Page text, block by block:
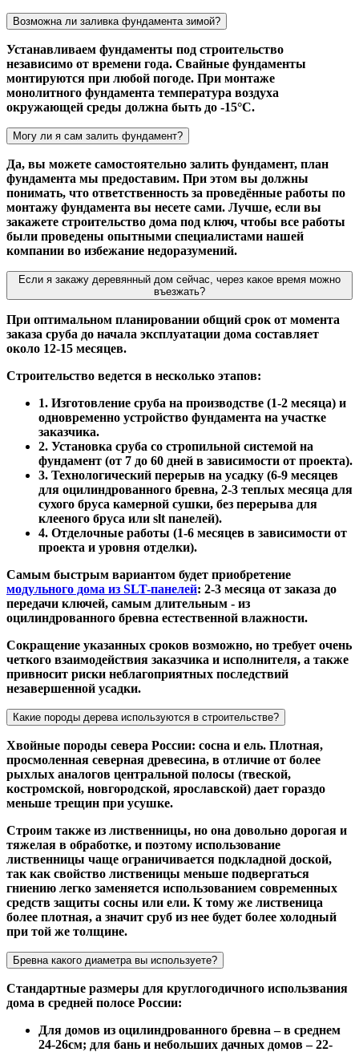
Возможна ли заливка фундамента зимой?
Устанавливаем фундаменты под строительство
независимо от времени года. Свайные фундаменты
монтируются при любой погоде. При монтаже
монолитного фундамента температура воздуха
окружающей среды должна быть до -15°С.
Могу ли я сам залить фундамент?
Да, вы можете самостоятельно залить фундамент, план
фундамента мы предоставим. При этом вы должны
понимать, что ответственность за проведённые работы по
монтажу фундамента вы несете сами. Лучше, если вы
закажете строительство дома под ключ, чтобы все работы
были проведены опытными специалистами нашей
компании во избежание недоразумений.
Если я закажу деревянный дом сейчас, через какое время можно
въезжать?
При оптимальном планировании общий срок от момента
заказа сруба до начала эксплуатации дома составляет
около 12-15 месяцев.
Строительство ведется в несколько этапов:
1. Изготовление сруба на производстве (1-2 месяца) и
одновременно устройство фундамента на участке
заказчика.
2. Установка сруба со стропильной системой на
фундамент (от 7 до 60 дней в зависимости от проекта).
3. Технологический перерыв на усадку (6-9 месяцев
для оцилиндрованного бревна, 2-3 теплых месяца для
сухого бруса камерной сушки, без перерыва для
клееного бруса или slt панелей).
4. Отделочные работы (1-6 месяцев в зависимости от
проекта и уровня отделки).
Самым быстрым вариантом будет приобретение
модульного дома из SLT-панелей: 2-3 месяца от заказа до
передачи ключей, самым длительным - из
оцилиндрованного бревна естественной влажности.
Сокращение указанных сроков возможно, но требует очень
четкого взаимодействия заказчика и исполнителя, а также
привносит риски неблагоприятных последствий
незавершенной усадки.
Какие породы дерева используются в строительстве?
Хвойные породы севера России: сосна и ель. Плотная,
просмоленная северная древесина, в отличие от более
рыхлых аналогов центральной полосы (твеской,
костромской, новгородской, ярославской) дает гораздо
меньше трещин при усушке.
Строим также из лиственницы, но она довольно дорогая и
тяжелая в обработке, и поэтому использование
лиственницы чаще ограничивается подкладной доской,
так как свойство лиственицы меньше подвергаться
гниению легко заменяется использованием современных
средств защиты сосны или ели. К тому же лиственица
более плотная, а значит сруб из нее будет более холодный
при той же толщине.
Бревна какого диаметра вы используете?
Стандартные размеры для круглогодичного использвания
дома в средней полосе России:
Для домов из оцилиндрованного бревна – в среднем
24-26см; для бань и небольших дачных домов – 22-